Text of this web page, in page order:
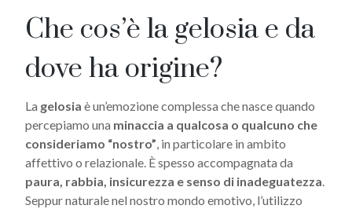
Che cos’è la gelosia e da
dove ha origine?
La gelosia è un’emozione complessa che nasce quando
percepiamo una minaccia a qualcosa o qualcuno che
consideriamo “nostro”, in particolare in ambito
affettivo o relazionale. È spesso accompagnata da
paura, rabbia, insicurezza e senso di inadeguatezza.
Seppur naturale nel nostro mondo emotivo, l’utilizzo